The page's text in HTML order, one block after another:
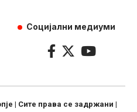
Социјални медиуми
| Сите права се задржани |